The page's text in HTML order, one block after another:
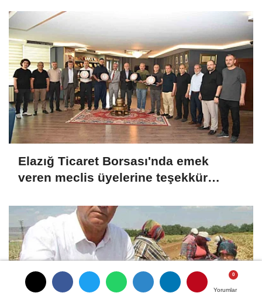
Yorumlar
Yorumlar
Elazığ Ticaret Borsası'nda emek
veren meclis üyelerine teşekkür